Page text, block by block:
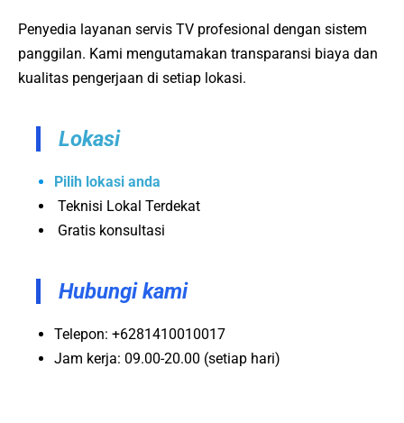
Penyedia layanan servis TV profesional dengan sistem
panggilan. Kami mengutamakan transparansi biaya dan
kualitas pengerjaan di setiap lokasi.
Lokasi
Pilih lokasi anda
Teknisi Lokal Terdekat
Gratis konsultasi
Hubungi kami
Telepon: +6281410010017
Jam kerja: 09.00-20.00 (setiap hari)